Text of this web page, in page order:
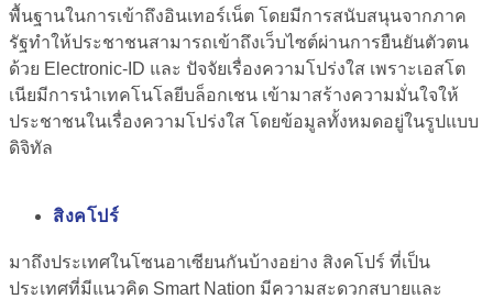
พื้นฐานในการเข้าถึงอินเทอร์เน็ต โดยมีการสนับสนุนจากภาค
รัฐทำให้ประชาชนสามารถเข้าถึงเว็บไซต์ผ่านการยืนยันตัวตน
ด้วย Electronic-ID และ ปัจจัยเรื่องความโปร่งใส เพราะเอสโต
เนียมีการนำเทคโนโลยีบล็อกเชน เข้ามาสร้างความมั่นใจให้
ประชาชนในเรื่องความโปร่งใส โดยข้อมูลทั้งหมดอยู่ในรูปแบบ
ดิจิทัล
สิงคโปร์
มาถึงประเทศในโซนอาเซียนกันบ้างอย่าง สิงคโปร์ ที่เป็น
ประเทศที่มีแนวคิด Smart Nation มีความสะดวกสบายและ